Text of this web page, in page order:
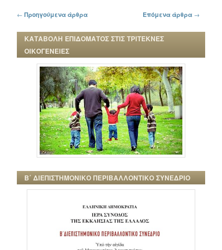
Πλοήγηση στα άρθρα
← Προηγούμενα άρθρα Επόμενα άρθρα →
ΚΑΤΑΒΟΛΗ ΕΠΙΔΟΜΑΤΟΣ ΣΤΙΣ ΤΡΙΤΕΚΝΕΣ
ΟΙΚΟΓΕΝΕΙΕΣ
Β΄ ΔΙΕΠΙΣΤΗΜΟΝΙΚΟ ΠΕΡΙΒΑΛΛΟΝΤΙΚΟ ΣΥΝΕΔΡΙΟ